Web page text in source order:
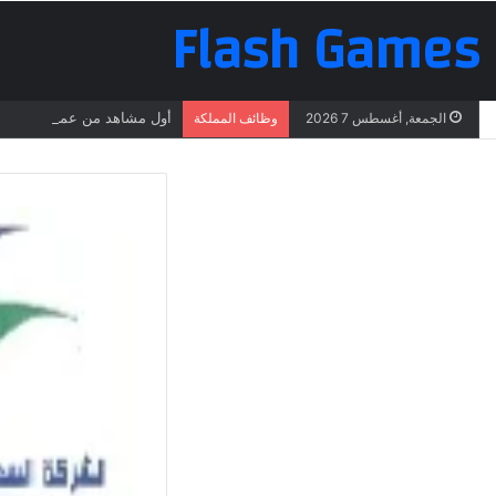
Flash Games
الجمعة, أغسطس 7 2026 وظائف المملكة أول مشاهد من عملية البحث